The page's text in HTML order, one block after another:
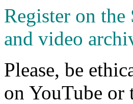
Register on
and video
Please, be
on YouTube or